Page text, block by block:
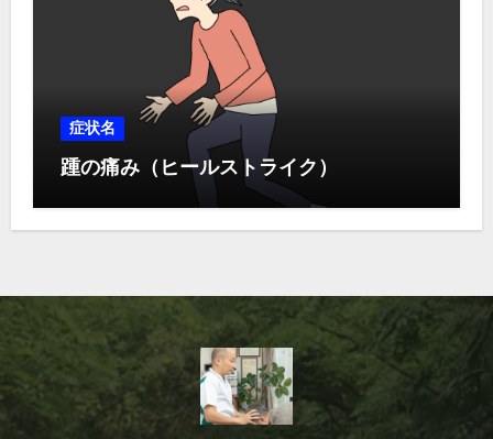
症状名
踵の痛み（ヒールストライク）